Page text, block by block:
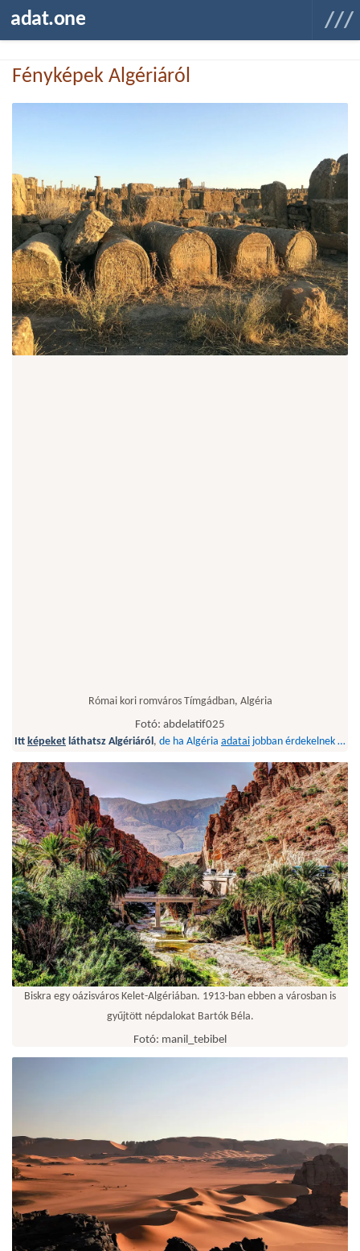
adat.one
Fényképek Algériáról
Római kori romváros Tímgádban, Algéria
Fotó: abdelatif025
Itt képeket láthatsz Algériáról , de ha Algéria adatai jobban érdekelnek …
Biskra egy oázisváros Kelet-Algériában. 1913-ban ebben a városban is
gyűjtött népdalokat Bartók Béla.
Fotó: manil_tebibel